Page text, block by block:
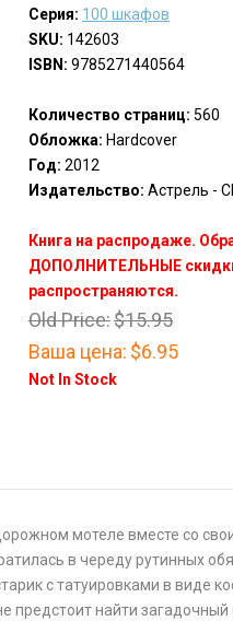
Серия: 100 шкафов
SKU: 142603
ISBN: 9785271440564
Количество страниц: 560
Обложка: Hardcover
Год: 2012
Издательство: Астрель -
Книга на распродаже.
ДОПОЛНИТЕЛЬНЫЕ скидки
распространяются.
Old Price:$15.95
Ваша цена: $6.95
Not In Stock
мотеле вместе со
в череду рутинных
с татуировками в виде
предстоит найти